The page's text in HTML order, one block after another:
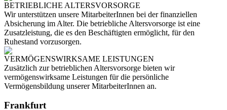
BETRIEBLICHE ALTERSVORSORGE
Wir unterstützen unsere MitarbeiterInnen bei der finanziellen
Absicherung im Alter. Die betriebliche Altersvorsorge ist eine
Zusatzleistung, die es den Beschäftigten ermöglicht, für den
Ruhestand vorzusorgen.
VERMÖGENSWIRKSAME LEISTUNGEN
Zusätzlich zur betrieblichen Altersvorsorge bieten wir
vermögenswirksame Leistungen für die persönliche
Vermögensbildung unserer MitarbeiterInnen an.
Frankfurt